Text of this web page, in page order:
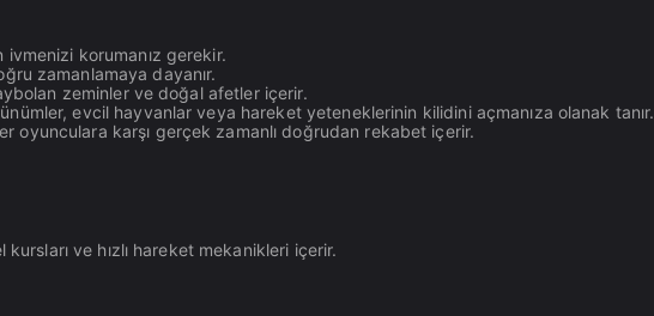
korumanız gerekir.
zamanlamaya dayanır.
zeminler ve doğal afetler içerir.
evcil hayvanlar veya hareket yeteneklerinin kilidini açmanıza olanak tanır.
oyunculara karşı gerçek zamanlı doğrudan rekabet içerir.
ve hızlı hareket mekanikleri içerir.